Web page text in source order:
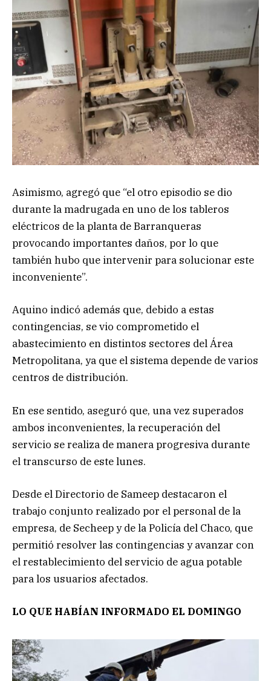
Asimismo, agregó que “el otro episodio se dio
durante la madrugada en uno de los tableros
eléctricos de la planta de Barranqueras
provocando importantes daños, por lo que
también hubo que intervenir para solucionar este
inconveniente”.
Aquino indicó además que, debido a estas
contingencias, se vio comprometido el
abastecimiento en distintos sectores del Área
Metropolitana, ya que el sistema depende de varios
centros de distribución.
En ese sentido, aseguró que, una vez superados
ambos inconvenientes, la recuperación del
servicio se realiza de manera progresiva durante
el transcurso de este lunes.
Desde el Directorio de Sameep destacaron el
trabajo conjunto realizado por el personal de la
empresa, de Secheep y de la Policía del Chaco, que
permitió resolver las contingencias y avanzar con
el restablecimiento del servicio de agua potable
para los usuarios afectados.
LO QUE HABÍAN INFORMADO EL DOMINGO